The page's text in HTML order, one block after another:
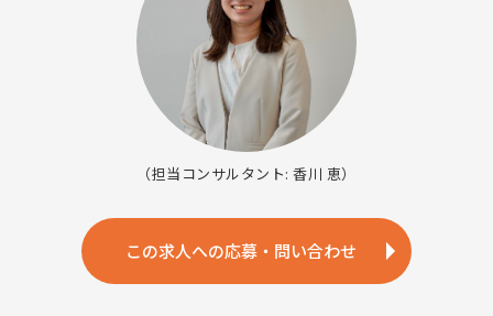
（担当コンサルタント: 香川 恵）
この求人への応募・問い合わせ